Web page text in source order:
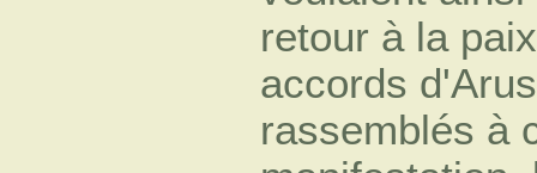
retour à la
accords
rassemblés à